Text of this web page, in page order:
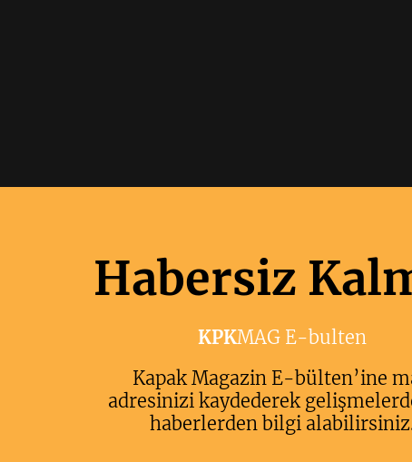
Habersiz
KPKMAG E-bulten
Kapak Magazin E-bülten’ine
adresinizi kaydederek
haberlerden bilgi